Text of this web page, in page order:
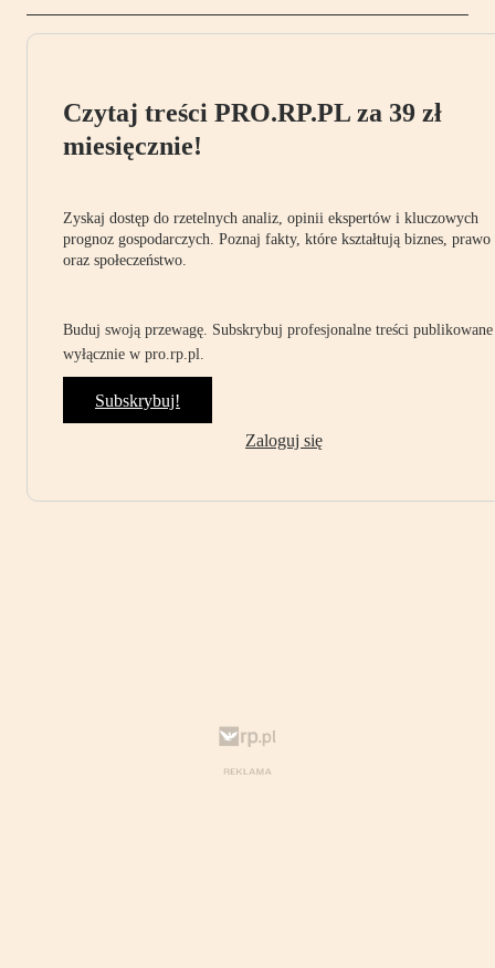
Czytaj treści PRO.RP.PL za 39 zł
miesięcznie!
Zyskaj dostęp do rzetelnych analiz, opinii ekspertów i kluczowych
prognoz gospodarczych. Poznaj fakty, które kształtują biznes, prawo
oraz społeczeństwo.
Buduj swoją przewagę. Subskrybuj profesjonalne treści publikowane
wyłącznie w pro.rp.pl.
Subskrybuj!
Zaloguj się